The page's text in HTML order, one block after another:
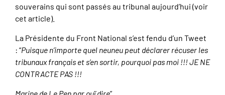
souverains qui sont passés au tribunal aujourd’hui (voir
cet article).
La Présidente du Front National s’est fendu d’un Tweet
: “Puisque n’importe quel neuneu peut déclarer récuser les
tribunaux français et s’en sortir, pourquoi pas moi !!! JE NE
CONTRACTE PAS !!!
Marine de Le Pen par ouï dire”